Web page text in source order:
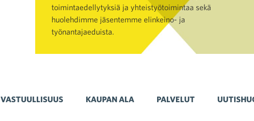
toimintaedellytyksiä ja yhteistyötoimintaa sekä
huolehdimme jäsentemme elinkeino- ja
työnantajaeduista.
VASTUULLISUUS KAUPAN ALA PALVELUT